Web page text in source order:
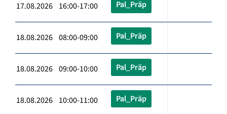
17.08.2026 16:00-17:00 Pal_Präp
18.08.2026 08:00-09:00 Pal_Präp
18.08.2026 09:00-10:00 Pal_Präp
18.08.2026 10:00-11:00 Pal_Präp